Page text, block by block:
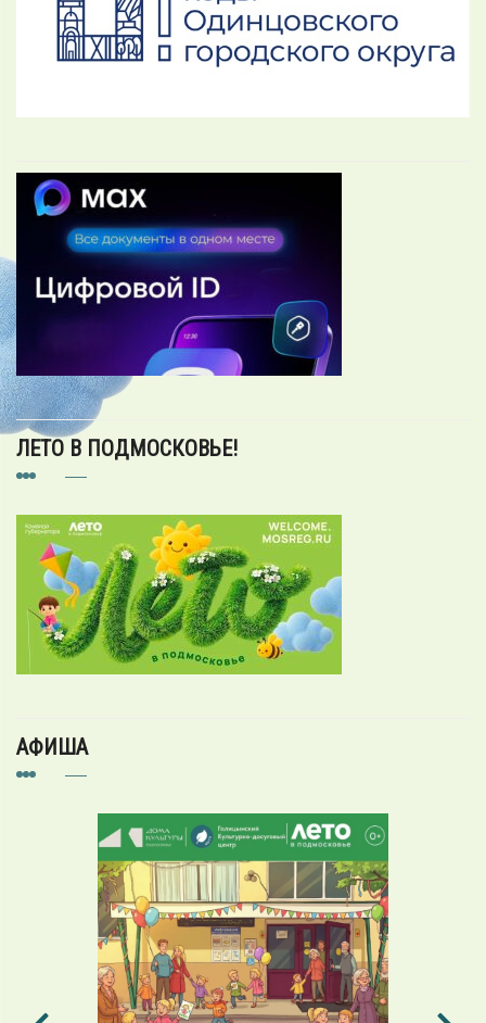
ЛЕТО В ПОДМОСКОВЬЕ!
АФИША